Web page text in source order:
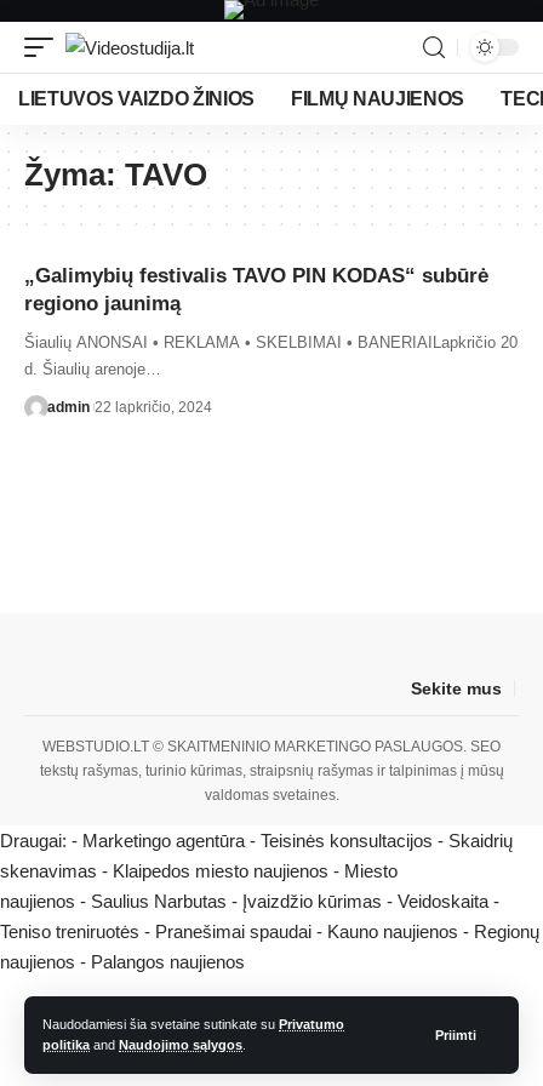
Naudodamiesi šia svetaine sutinkate su Privatumo
politika and Naudojimo sąlygos
Priimti
LIETUVOS VAIZDO ŽINIOS FILMŲ NAUJIENOS
Žyma:TAVO
„Galimybių festivalis TAVO PIN KODAS“ subūrė
regiono jaunimą
Šiaulių ANONSAI • REKLAMA • SKELBIMAI • BANERIAILapkričio 20
d. Šiaulių arenoje…
admin 22 lapkričio, 2024
Sekite mus
WEBSTUDIO.LT © SKAITMENINIO MARKETINGO PASLAUGOS. SEO
tekstų rašymas, turinio kūrimas, straipsnių rašymas ir talpinimas į mūsų
valdomas svetaines.
Draugai: - Marketingo agentūra - Teisinės konsultacijos - Skaidrių
skenavimas - Klaipedos miesto naujienos - Miesto
naujienos - Saulius Narbutas - Įvaizdžio kūrimas - Veidoskaita -
Teniso treniruotės - Pranešimai spaudai - Kauno naujienos - Regionų
naujienos - Palangos naujienos